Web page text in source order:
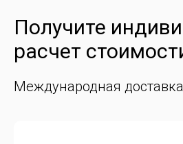
Получите
расчет
Международная